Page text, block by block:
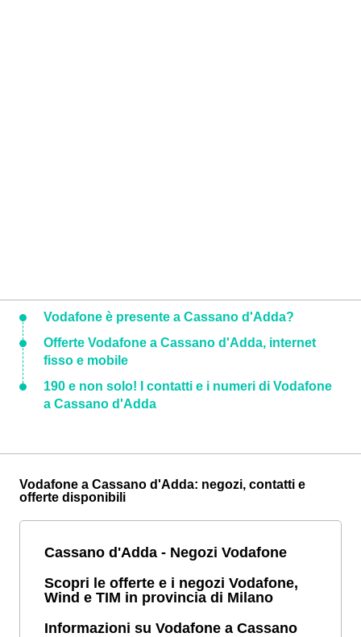
Vodafone è presente a Cassano d'Adda?
Offerte Vodafone a Cassano d'Adda, internet
fisso e mobile
190 e non solo! I contatti e i numeri di Vodafone
a Cassano d'Adda
Vodafone a Cassano d'Adda: negozi, contatti e
offerte disponibili
Cassano d'Adda - Negozi Vodafone
Scopri le offerte e i negozi Vodafone,
Wind e TIM in provincia di Milano
Informazioni su Vodafone a Cassano